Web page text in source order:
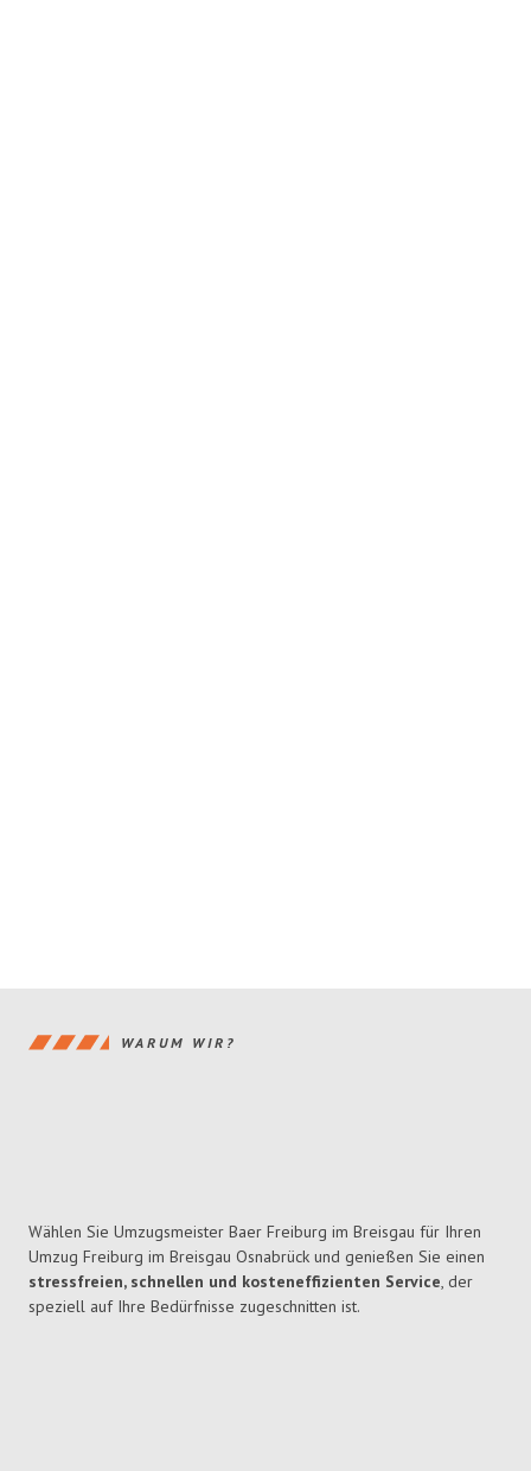
WARUM WIR?
Wählen Sie Umzugsmeister Baer Freiburg im Breisgau für Ihren
Umzug Freiburg im Breisgau Osnabrück und genießen Sie einen
stressfreien, schnellen und kosteneffizienten Service, der
speziell auf Ihre Bedürfnisse zugeschnitten ist.